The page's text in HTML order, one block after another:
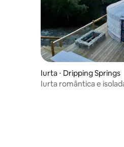
Iurta ⋅ Dripping Springs
Iurta romântica e